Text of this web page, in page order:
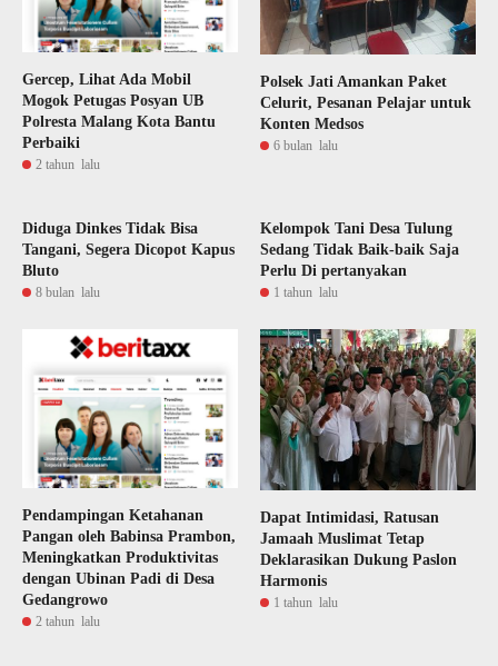
Gercep, Lihat Ada Mobil
Mogok Petugas Posyan UB
Polresta Malang Kota Bantu
Perbaiki
2 tahun lalu
Polsek Jati Amankan Paket
Celurit, Pesanan Pelajar untuk
Konten Medsos
6 bulan lalu
Diduga Dinkes Tidak Bisa
Tangani, Segera Dicopot Kapus
Bluto
8 bulan lalu
Kelompok Tani Desa Tulung
Sedang Tidak Baik-baik Saja
Perlu Di pertanyakan
1 tahun lalu
Pendampingan Ketahanan
Pangan oleh Babinsa Prambon,
Meningkatkan Produktivitas
dengan Ubinan Padi di Desa
Gedangrowo
2 tahun lalu
Dapat Intimidasi, Ratusan
Jamaah Muslimat Tetap
Deklarasikan Dukung Paslon
Harmonis
1 tahun lalu